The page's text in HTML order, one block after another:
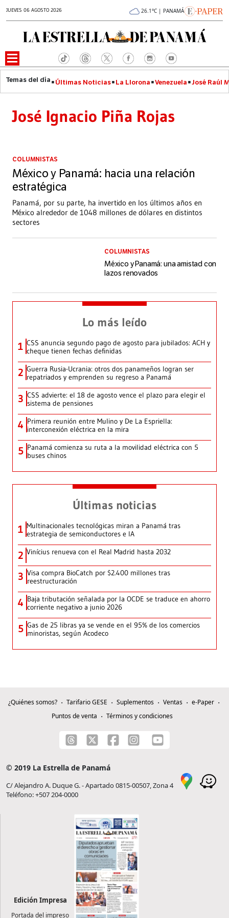
JUEVES 06 AGOSTO 2026 26.1°C | PANAMÁ
Últimas Noticias La Llorona Venezuela José Raúl
José Ignacio Piña Rojas
COLUMNISTAS
México y Panamá: hacia una relación
estratégica
Panamá, por su parte, ha invertido en los últimos años en
México alrededor de 1048 millones de dólares en distintos
sectores
COLUMNISTAS
México y Panamá: una amistad con
lazos renovados
Lo más leído
1 CSS anuncia segundo pago de agosto para jubilados: ACH y
cheque tienen fechas definidas
2 Guerra Rusia-Ucrania: otros dos panameños logran ser
repatriados y emprenden su regreso a Panamá
3 CSS advierte: el 18 de agosto vence el plazo para elegir el
sistema de pensiones
4 Primera reunión entre Mulino y De La Espriella:
interconexión eléctrica en la mira
5 Panamá comienza su ruta a la movilidad eléctrica con 5
buses chinos
Últimas noticias
1 Multinacionales tecnológicas miran a Panamá tras
estrategia de semiconductores e IA
2 Vinícius renueva con el Real Madrid hasta 2032
3 Visa compra BioCatch por $2.400 millones tras
reestructuración
4 Baja tributación señalada por la OCDE se traduce en ahorro
corriente negativo a junio 2026
5 Gas de 25 libras ya se vende en el 95% de los comercios
minoristas, según Acodeco
¿Quiénes somos? Tarifario GESE Suplementos Ventas
e-Paper
Puntos de venta
Términos y condiciones
© 2019 La Estrella de Panamá
C/ Alejandro A. Duque G. - Apartado 0815-00507, Zona 4
Teléfono: +507 204-0000
Edición Impresa
Portada del impreso